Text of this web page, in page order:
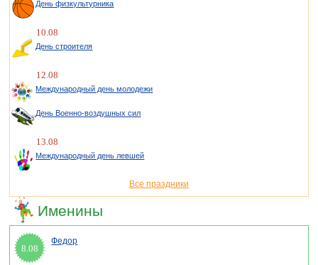
День физкультурника
10.08
День строителя
12.08
Международный день молодежи
День Военно-воздушных сил
13.08
Международный день левшей
Все праздники
Именины
8.08
Федор